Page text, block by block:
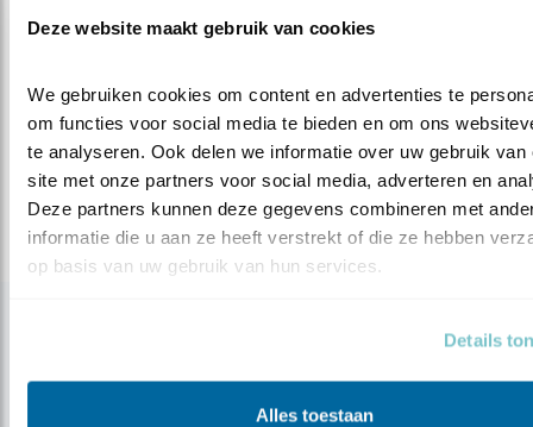
Deze website maakt gebruik van cookies
We gebruiken cookies om content en advertenties te
om functies voor social media te bieden en om ons
te analyseren. Ook delen we informatie over uw gebruik van
site met onze partners voor social media, adverteren en
Deze partners kunnen deze gegevens combineren met
informatie die u aan ze heeft verstrekt of die ze hebben
op basis van uw gebruik van hun services.
Details
Alles toestaan
Meer over
pestvogel
Deel dit bericht